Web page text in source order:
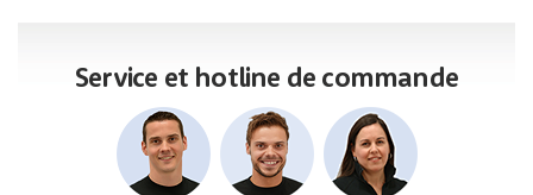
Service et hotline de commande